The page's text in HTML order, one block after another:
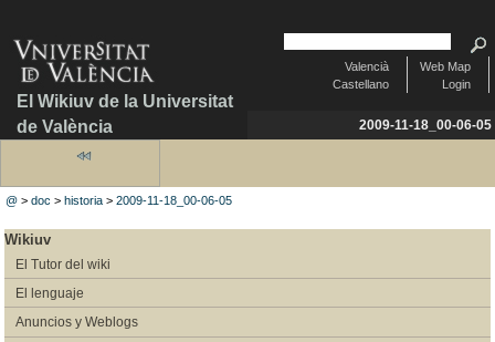
El Wikiuv de la Universitat
de València
Web Map
Login
Valencià
Castellano
2009-11-18_00-06-05
@ >doc >historia >2009-11-18_00-06-05
Wikiuv
El Tutor del wiki
El lenguaje
Anuncios y Weblogs